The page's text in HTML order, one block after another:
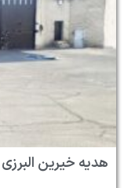
هدیه خیرین البرزی به ۶ زندانی در آستانه